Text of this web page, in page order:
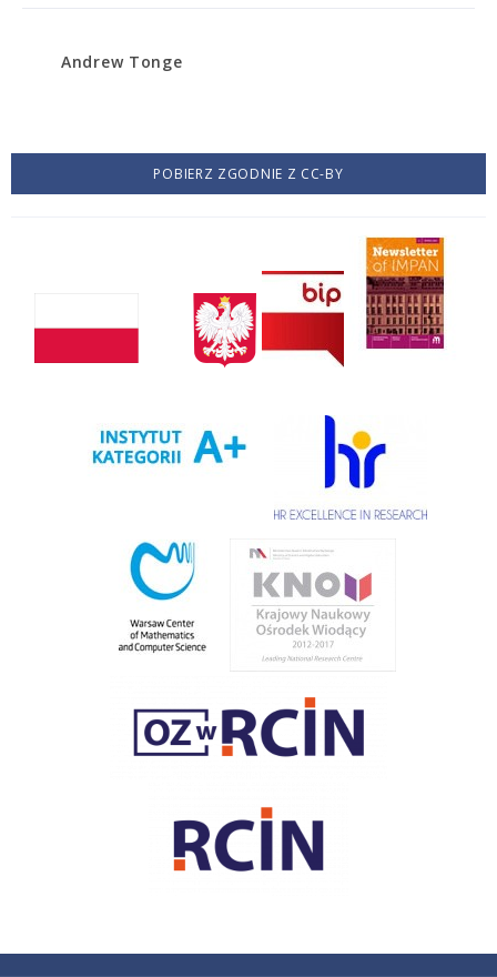
Andrew Tonge
POBIERZ ZGODNIE Z CC-BY